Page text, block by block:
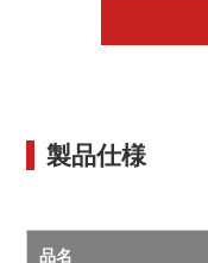
製品仕様
品名